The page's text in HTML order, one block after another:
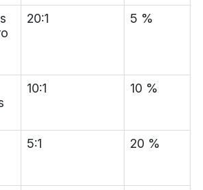
20:1 5 %
10:1 10 %
5:1 20 %